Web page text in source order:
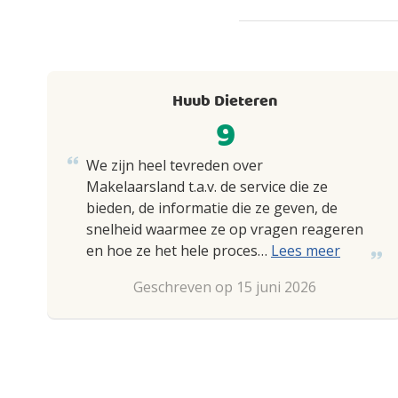
Huub Dieteren
9
We zijn heel tevreden over
Makelaarsland t.a.v. de service die ze
bieden, de informatie die ze geven, de
snelheid waarmee ze op vragen reageren
en hoe ze het hele proces… Lees meer
Geschreven op 15 juni 2026